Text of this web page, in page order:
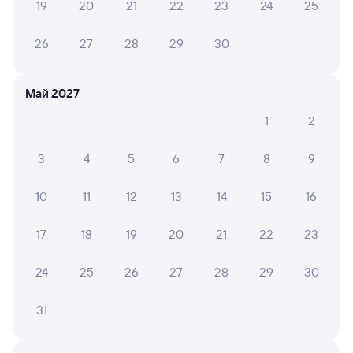
Подробные ответы на вопросы о поездке или
Оформление без регистрации на сайте
Как поменять билет на другую дату или
Что делать, если ошибся при вводе данных
Как перевезти животное в поезде?
19 20 21 22 23 24 25
26 27 28 29 30
Май 2027
1
2
3 4 5 6 7 8 9
10 11 12 13 14 15 16
17 18 19 20 21 22 23
24 25 26 27 28 29 30
31